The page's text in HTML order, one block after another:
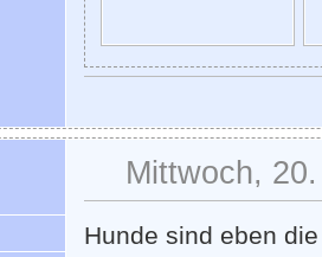
Mittwoch,
Hunde sind eben